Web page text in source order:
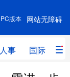
网站无障碍
PC版本
人事 国际 财